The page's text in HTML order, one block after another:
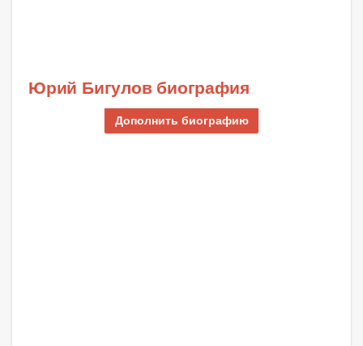
Юрий Бигулов биография
Дополнить биографию